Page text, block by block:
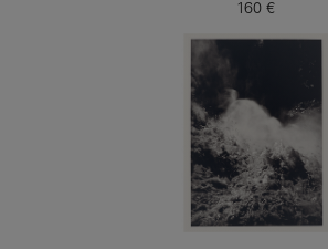
Prix ​​actuel
160 €